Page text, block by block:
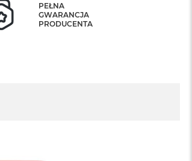
PEŁNA
GWARANCJA
PRODUCENTA